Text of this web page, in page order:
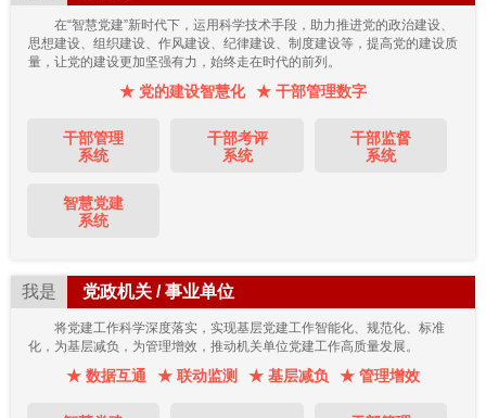
在“智慧党建”新时代下，运用科学技术手段，助力推进党的政治建设、
思想建设、组织建设、作风建设、纪律建设、制度建设等，提高党的建设质
量，让党的建设更加坚强有力，始终走在时代的前列。
★ 党的建设智慧化 ★ 干部管理数字
干部管理
系统
干部考评
系统
干部监督
系统
智慧党建
系统
我是 党政机关 / 事业单位
将党建工作科学深度落实，实现基层党建工作智能化、规范化、标准
化，为基层减负，为管理增效，推动机关单位党建工作高质量发展。
★ 数据互通 ★ 联动监测 ★ 基层减负 ★ 管理增效